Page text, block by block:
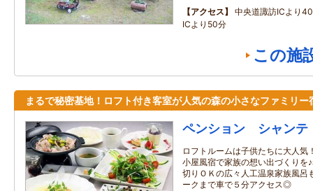
アクセス
中央道諏訪ICより
ICより50分
この施
まるで秘密基地！ロフト付き客室が人気の森の小さなファミリー
ペンション シャンテ
ロフトルームは子供たちに大人気
小屋風宿で家族の想い出づくりを
切りＯＫの広々人工温泉家族風呂
ークまで車で５分アクセス◎